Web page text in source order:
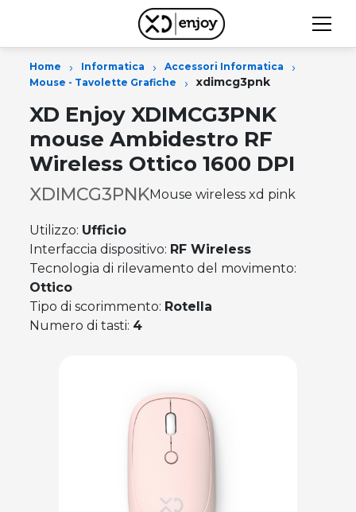
Home › Informatica › Accessori Informatica ›
Mouse - Tavolette Grafiche › xdimcg3pnk
XD Enjoy XDIMCG3PNK
mouse Ambidestro RF
Wireless Ottico 1600 DPI
XDIMCG3PNKMouse wireless xd pink
Utilizzo: Ufficio
Interfaccia dispositivo: RF Wireless
Tecnologia di rilevamento del movimento:
Ottico
Tipo di scorimmento: Rotella
Numero di tasti: 4